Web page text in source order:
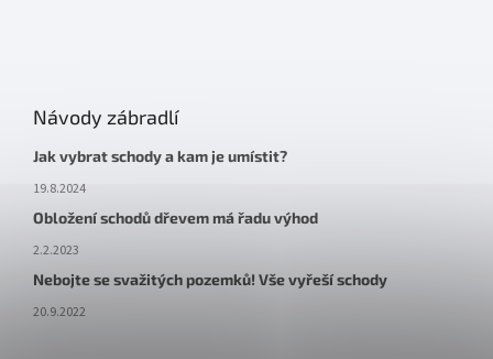
Návody zábradlí
Jak vybrat schody a kam je umístit?
19.8.2024
Obložení schodů dřevem má řadu výhod
2.2.2023
Nebojte se svažitých pozemků! Vše vyřeší schody
20.9.2022